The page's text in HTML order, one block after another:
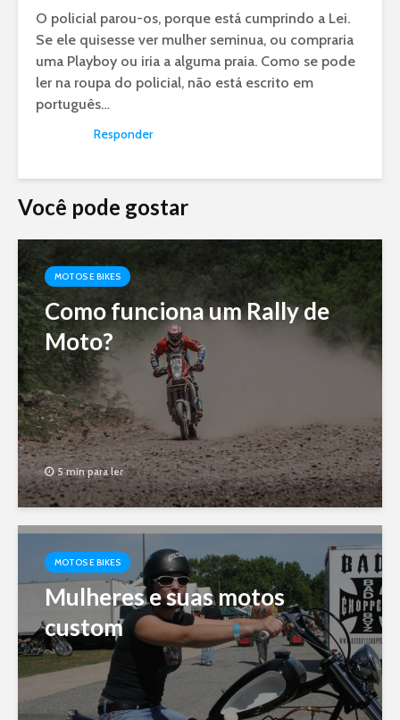
O policial parou-os, porque está cumprindo a Lei.
Se ele quisesse ver mulher seminua, ou compraria
uma Playboy ou iria a alguma praia. Como se pode
ler na roupa do policial, não está escrito em
português…
Responder
Você pode gostar
MOTOS E BIKES
Como funciona um Rally de
Moto?
5 min para ler
MOTOS E BIKES
Mulheres e suas motos
custom